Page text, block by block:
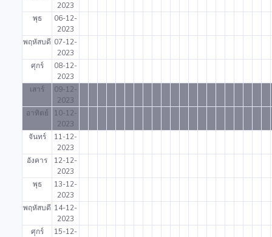
2023
พุธ
06-12-
2023
พฤหัสบดี 07-12-
2023
ศุกร์
08-12-
2023
เสาร์
09-12-
2023
อาทิตย์
10-12-
2023
จันทร์
11-12-
2023
อังคาร
12-12-
2023
พุธ
13-12-
2023
พฤหัสบดี 14-12-
2023
ศุกร์
15-12-